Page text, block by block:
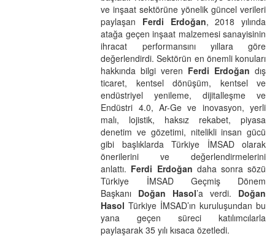
ve inşaat sektörüne yönelik güncel verileri
paylaşan Ferdi Erdoğan, 2018 yılında
atağa geçen inşaat malzemesi sanayisinin
ihracat performansını yıllara göre
değerlendirdi. Sektörün en önemli konuları
hakkında bilgi veren Ferdi Erdoğan dış
ticaret, kentsel dönüşüm, kentsel ve
endüstriyel yenileme, dijitalleşme ve
Endüstri 4.0, Ar-Ge ve inovasyon, yerli
malı, lojistik, haksız rekabet, piyasa
denetim ve gözetimi, nitelikli insan gücü
gibi başlıklarda Türkiye İMSAD olarak
önerilerini ve değerlendirmelerini
anlattı. Ferdi Erdoğan daha sonra sözü
Türkiye İMSAD Geçmiş Dönem
Başkanı Doğan Hasol’a verdi. Doğan
Hasol Türkiye İMSAD’ın kuruluşundan bu
yana geçen süreci katılımcılarla
paylaşarak 35 yılı kısaca özetledi.